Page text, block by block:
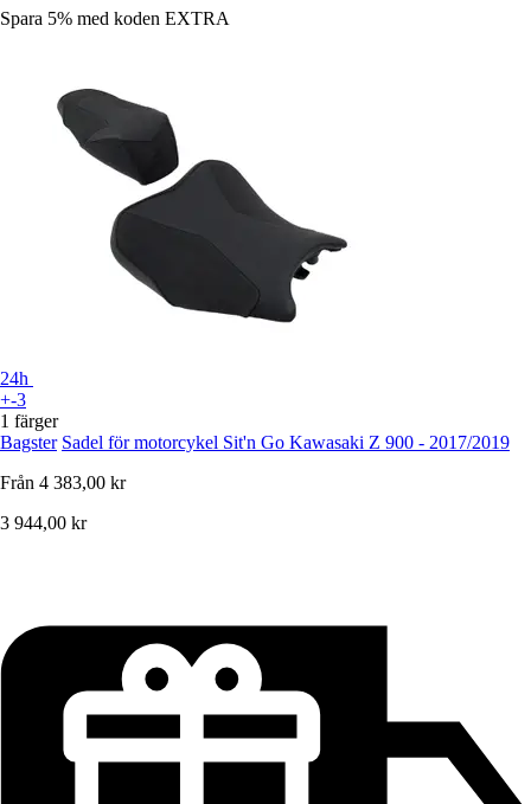
Spara 5% med koden EXTRA
24h
+-3
1 färger
Bagster Sadel för motorcykel Sit'n Go Kawasaki Z 900 - 2017/2019
Från 4 383,00 kr
3 944,00 kr